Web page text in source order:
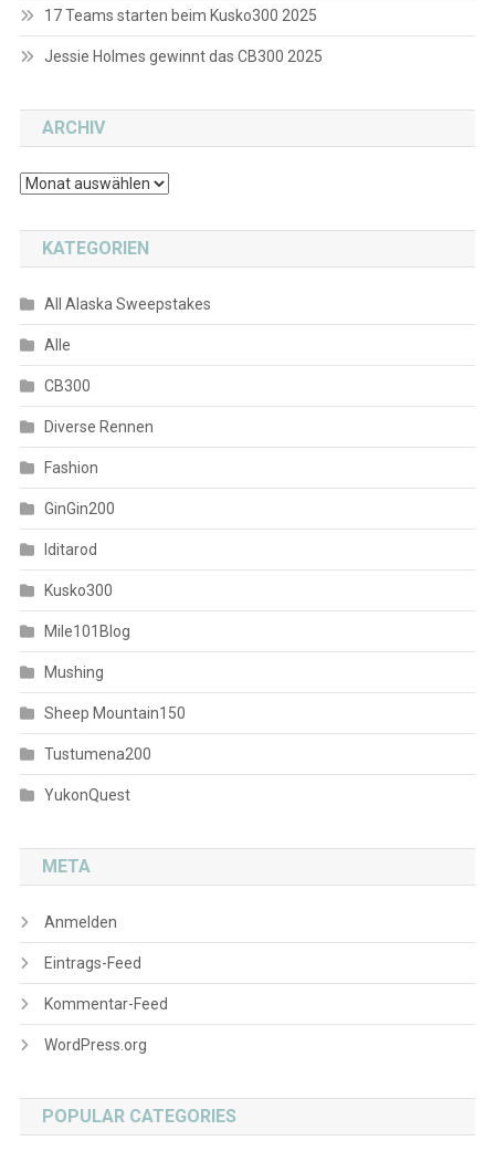
17 Teams starten beim Kusko300 2025
Jessie Holmes gewinnt das CB300 2025
ARCHIV
Archiv
KATEGORIEN
All Alaska Sweepstakes
Alle
CB300
Diverse Rennen
Fashion
GinGin200
Iditarod
Kusko300
Mile101Blog
Mushing
Sheep Mountain150
Tustumena200
YukonQuest
META
Anmelden
Eintrags-Feed
Kommentar-Feed
WordPress.org
POPULAR CATEGORIES